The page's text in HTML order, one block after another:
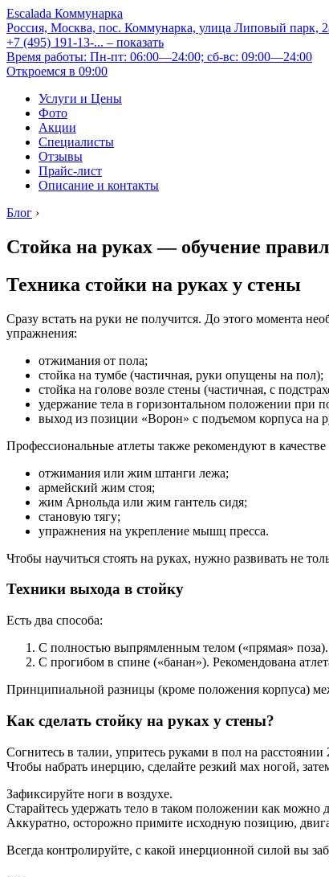
Escalada Коммунарка
Россия, Москва, пос. Коммунарка, улица Липовый парк,
+7 (495) 191-13-... – показать
Время работы: Пн-пт: 06:00—24:00; сб-вс: 09:00—24:00
Откроемся в 09:00
Услуги и Цены
Фото
Акции
Специалисты
Отзывы
Прайс-лист
Описание и контакты
Блог ›
Стойка на руках — обучение
Техника стойки на руках у стены
Сразу встать на руки не получится. До этого момента
упражнения:
отжимания от пола;
стойка на тумбе (частичная, руки опущены на пол);
стойка на голове возле стены (частичная, с
удержание тела в горизонтальном положении при
выход из позиции «Ворон» с подъемом корпуса на
Профессиональные атлеты также рекомендуют в
отжимания или жим штанги лежа;
армейский жим стоя;
жим Арнольда или жим гантель сидя;
становую тягу;
упражнения на укрепление мышц пресса.
Чтобы научиться стоять на руках, нужно развивать не
Техники выхода в стойку
Есть два способа:
С полностью выпрямленным телом («прямая»
С прогибом в спине («банан»). Рекомендована
Принципиальной разницы (кроме положения корпуса)
Как сделать стойку на руках у стены?
Согнитесь в талии, упритесь руками в пол на
Чтобы набрать инерцию, сделайте резкий мах ногой,
Зафиксируйте ноги в воздухе.
Старайтесь удержать тело в таком положении как можно
Аккуратно, осторожно примите исходную позицию,
Всегда контролируйте, с какой инерционной силой вы